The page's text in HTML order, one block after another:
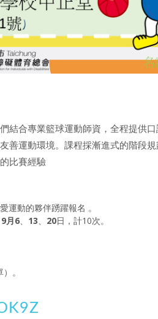
結合專業籃球運動師資，全程提供
善運動環境。課程採漸進式的階段
比賽經驗
運動的夥伴踴躍報名 。
9月6 13 20日，計10次。
。